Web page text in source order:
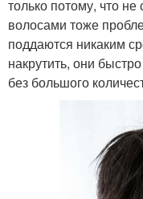
только потому, что
волосами тоже
поддаются никаким
накрутить, они
без большого